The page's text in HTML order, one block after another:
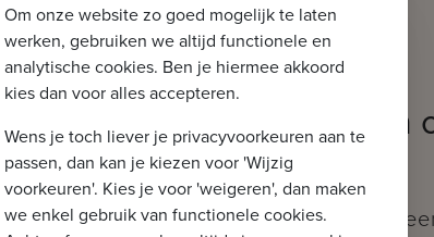
Welkom in
Brugge
Moerkerkse
Om onze website zo goed mogelijk te laten
werken, gebruiken we altijd functionele en
analytische cookies. Ben je hiermee akkoord
kies dan voor alles accepteren.
Wens je toch liever je privacyvoorkeuren aan te
passen, dan kan je kiezen voor 'Wijzig
voorkeuren'. Kies je voor 'weigeren', dan maken
we enkel gebruik van functionele cookies.